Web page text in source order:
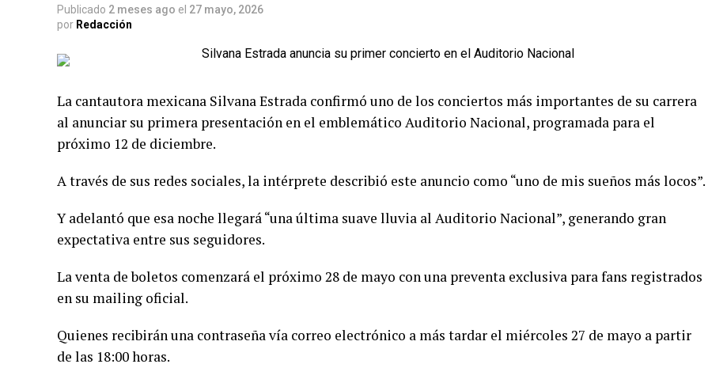
Publicado 2 meses ago el 27 mayo, 2026
por Redacción
La cantautora mexicana Silvana Estrada confirmó uno de los conciertos más importantes de su carrera
al anunciar su primera presentación en el emblemático Auditorio Nacional, programada para el
próximo 12 de diciembre.
A través de sus redes sociales, la intérprete describió este anuncio como “uno de mis sueños más locos”.
Y adelantó que esa noche llegará “una última suave lluvia al Auditorio Nacional”, generando gran
expectativa entre sus seguidores.
La venta de boletos comenzará el próximo 28 de mayo con una preventa exclusiva para fans registrados
en su mailing oficial.
Quienes recibirán una contraseña vía correo electrónico a más tardar el miércoles 27 de mayo a partir
de las 18:00 horas.